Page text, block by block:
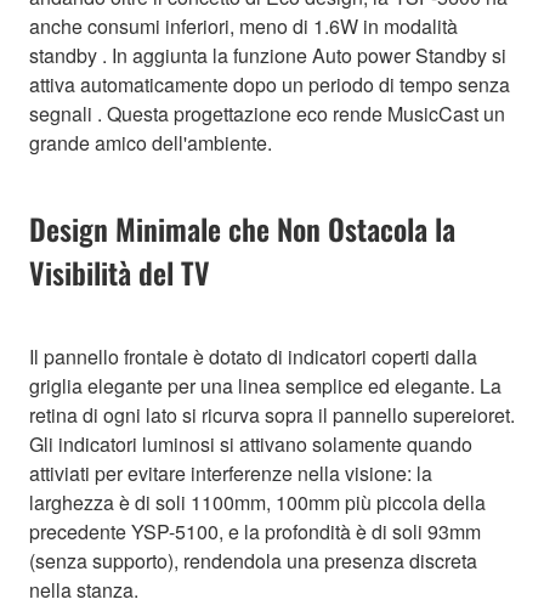
anche consumi inferiori, meno di 1.6W in modalità
standby . In aggiunta la funzione Auto power Standby si
attiva automaticamente dopo un periodo di tempo senza
segnali . Questa progettazione eco rende MusicCast un
grande amico dell'ambiente.
Design Minimale che Non Ostacola la
Visibilità del TV
Il pannello frontale è dotato di indicatori coperti dalla
griglia elegante per una linea semplice ed elegante. La
retina di ogni lato si ricurva sopra il pannello supereioret.
Gli indicatori luminosi si attivano solamente quando
attiviati per evitare interferenze nella visione: la
larghezza è di soli 1100mm, 100mm più piccola della
precedente YSP-5100, e la profondità è di soli 93mm
(senza supporto), rendendola una presenza discreta
nella stanza.